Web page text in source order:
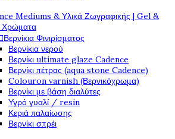
Mediums & Υλικά Ζωγραφικής | Gel &
Χρώματα
Βερνίκια Φινιρίσματος
Βερνίκια νερού
Βερνίκι ultimate glaze Cadence
Βερνίκι πέτρας (aqua stone Cadence)
Colouron varnish (Βερνικόχρωμα)
Βερνίκι με βάση διαλύτες
Υγρό γυαλί / resin
Κεριά παλαίωσης
Βερνίκι σπρέι